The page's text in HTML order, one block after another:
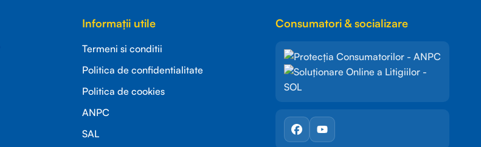
Informații utile
Termeni si conditii
Politica de confidentialitate
Politica de cookies
ANPC
SAL
Consumatori & socializare